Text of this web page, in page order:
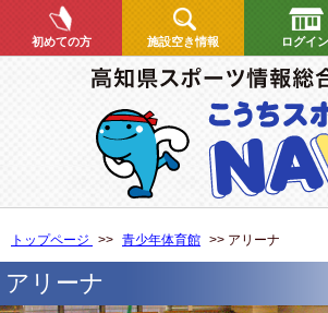
初めての方 施設空き情報 ログイン
トップページ >> 青少年体育館 >> アリーナ
アリーナ